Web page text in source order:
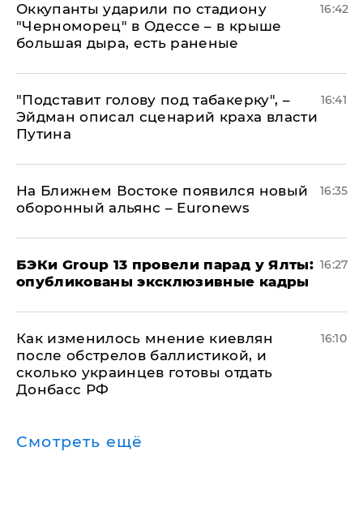
Оккупанты ударили по стадиону
"Черноморец" в Одессе – в крыше
большая дыра, есть раненые
16:42
​"Подставит голову под табакерку", –
Эйдман описал сценарий краха власти
Путина
16:41
На Ближнем Востоке появился новый
оборонный альянс – Euronews
16:35
​БЭКи Group 13 провели парад у Ялты:
опубликованы эксклюзивные кадры
16:27
Как изменилось мнение киевлян
после обстрелов баллистикой, и
сколько украинцев готовы отдать
Донбасс РФ
16:10
Смотреть ещё